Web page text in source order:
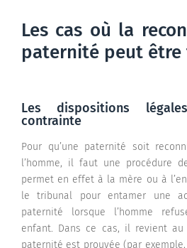
Les cas où la
paternité peut être
Les dispositions
contrainte
Pour qu’une paternité soit
l’homme, il faut une procédure
permet en effet à la mère ou à
le tribunal pour entamer une
paternité lorsque l’homme
enfant. Dans ce cas, il revient
paternité est prouvée (par